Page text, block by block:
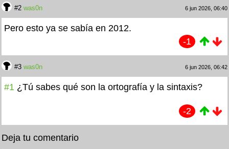
#2 was0n 6 jun 2026, 06:40
Pero esto ya se sabía en 2012.
-1
#3 was0n 6 jun 2026, 06:42
#1 ¿Tú sabes qué son la ortografía y la sintaxis?
-2
Deja tu comentario